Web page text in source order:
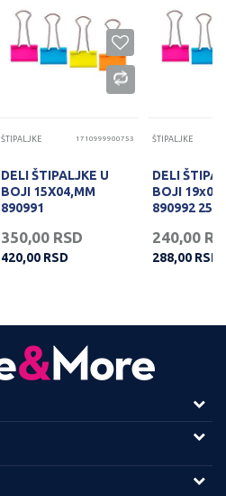
ŠTIPALJKE 1710999900753
DELI ŠTIPALJKE U
BOJI 15X04,MM
890991
350,00 RSD
420,00 RSD
ŠTIPALJKE
DELI
BOJI
890992
240,00
288,00 RSD